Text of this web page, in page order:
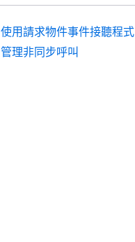
使用請求物件事件接聽程式
管理非同步呼叫